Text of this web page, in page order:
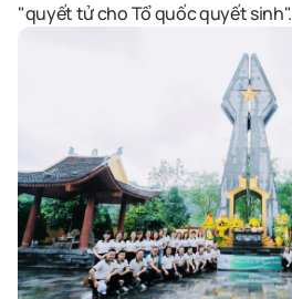
"quyết tử cho Tổ quốc quyết sinh".